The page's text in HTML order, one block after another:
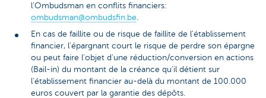
l'Ombudsman en conflits financiers:
ombudsman@ombudsfin.be
En cas de faillite ou de risque de faillite de l'établissement
financier, l'épargnant court le risque de perdre son épargne
ou peut faire l'objet d'une réduction/conversion en actions
(Bail-in) du montant de la créance qu'il détient sur
l'établissement financier au-delà du montant de 100.000
euros couvert par la garantie des dépôts.